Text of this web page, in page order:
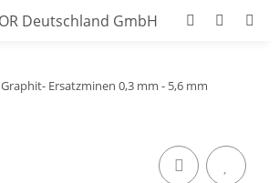
Graphit- Ersatzminen 0,3 mm - 5,6 mm